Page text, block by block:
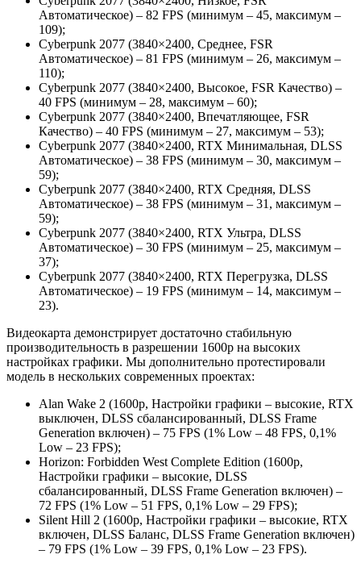
Автоматическое) – 82 FPS (минимум – 45, максимум –
109);
Cyberpunk 2077 (3840×2400, Среднее, FSR
Автоматическое) – 81 FPS (минимум – 26, максимум –
110);
Cyberpunk 2077 (3840×2400, Высокое, FSR Качество) –
40 FPS (минимум – 28, максимум – 60);
Cyberpunk 2077 (3840×2400, Впечатляющее, FSR
Качество) – 40 FPS (минимум – 27, максимум – 53);
Cyberpunk 2077 (3840×2400, RTX Минимальная, DLSS
Автоматическое) – 38 FPS (минимум – 30, максимум –
59);
Cyberpunk 2077 (3840×2400, RTX Средняя, DLSS
Автоматическое) – 38 FPS (минимум – 31, максимум –
59);
Cyberpunk 2077 (3840×2400, RTX Ультра, DLSS
Автоматическое) – 30 FPS (минимум – 25, максимум –
37);
Cyberpunk 2077 (3840×2400, RTX Перегрузка, DLSS
Автоматическое) – 19 FPS (минимум – 14, максимум –
23).
Видеокарта демонстрирует достаточно стабильную
производительность в разрешении 1600p на высоких
настройках графики. Мы дополнительно протестировали
модель в нескольких современных проектах:
Alan Wake 2 (1600p, Настройки графики – высокие, RTX
выключен, DLSS сбалансированный, DLSS Frame
Generation включен) – 75 FPS (1% Low – 48 FPS, 0,1%
Low – 23 FPS);
Horizon: Forbidden West Complete Edition (1600p,
Настройки графики – высокие, DLSS
сбалансированный, DLSS Frame Generation включен) –
72 FPS (1% Low – 51 FPS, 0,1% Low – 29 FPS);
Silent Hill 2 (1600p, Настройки графики – высокие, RTX
включен, DLSS Баланс, DLSS Frame Generation включен)
– 79 FPS (1% Low – 39 FPS, 0,1% Low – 23 FPS).